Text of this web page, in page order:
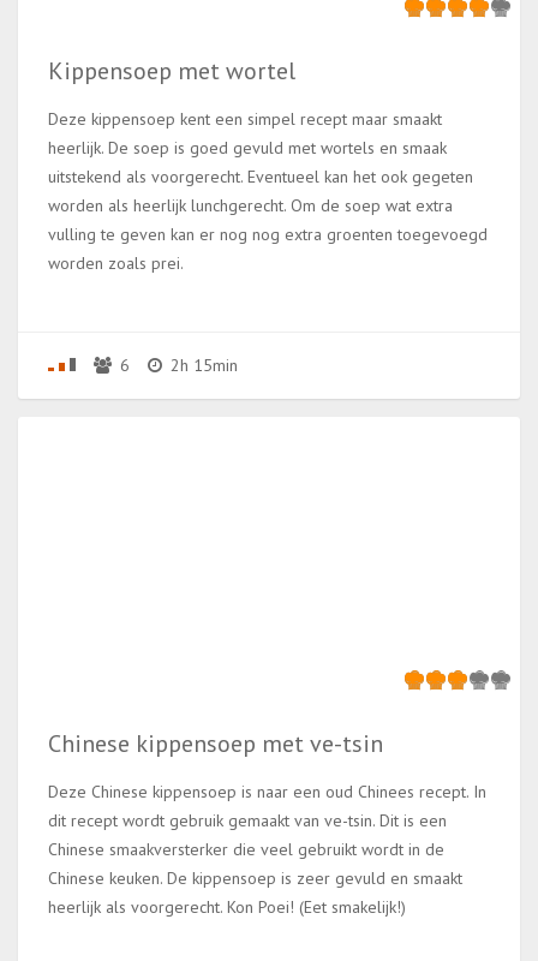
Kippensoep met wortel
Deze kippensoep kent een simpel recept maar smaakt
heerlijk. De soep is goed gevuld met wortels en smaak
uitstekend als voorgerecht. Eventueel kan het ook gegeten
worden als heerlijk lunchgerecht. Om de soep wat extra
vulling te geven kan er nog nog extra groenten toegevoegd
worden zoals prei.
6 2h 15min
Chinese kippensoep met ve-tsin
Deze Chinese kippensoep is naar een oud Chinees recept. In
dit recept wordt gebruik gemaakt van ve-tsin. Dit is een
Chinese smaakversterker die veel gebruikt wordt in de
Chinese keuken. De kippensoep is zeer gevuld en smaakt
heerlijk als voorgerecht. Kon Poei! (Eet smakelijk!)